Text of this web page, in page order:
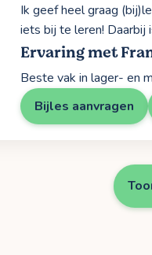
Ik geef heel graag
iets bij te leren! Daarbij
Ervaring met
Beste vak in lager- en
Bijles aanvragen